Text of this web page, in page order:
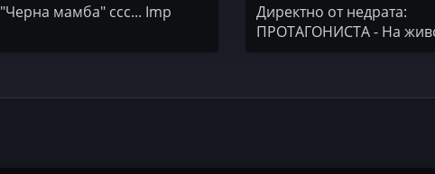
"Черна мамба" ссс... Imp
Директно от недрата:
ПРОТАГОНИСТА - На